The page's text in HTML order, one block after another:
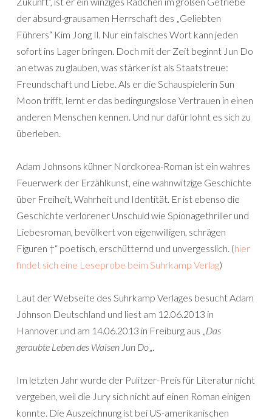
der absurd-grausamen Herrschaft des „Geliebten
Führers“ Kim Jong Il. Nur ein falsches Wort kann jeden
sofort ins Lager bringen. Doch mit der Zeit beginnt Jun Do
an etwas zu glauben, was stärker ist als Staatstreue:
Freundschaft und Liebe. Als er die Schauspielerin Sun
Moon trifft, lernt er das bedingungslose Vertrauen in einen
anderen Menschen kennen. Und nur dafür lohnt es sich zu
überleben.
Adam Johnsons kühner Nordkorea-Roman ist ein wahres
Feuerwerk der Erzählkunst, eine wahnwitzige Geschichte
über Freiheit, Wahrheit und Identität. Er ist ebenso die
Geschichte verlorener Unschuld wie Spionagethriller und
Liebesroman, bevölkert von eigenwilligen, schrägen
Figuren †“ poetisch, erschütternd und unvergesslich. (hier
findet sich eine Leseprobe beim Suhrkamp Verlag)
Laut der Webseite des Suhrkamp Verlages besucht Adam
Johnson Deutschland und liest am 12.06.2013 in
Hannover und am 14.06.2013 in Freiburg aus „Das
geraubte Leben des Waisen Jun Do„.
Im letzten Jahr wurde der Pulitzer-Preis für Literatur nicht
vergeben, weil die Jury sich nicht auf einen Roman einigen
konnte. Die Auszeichnung ist bei US-amerikanischen